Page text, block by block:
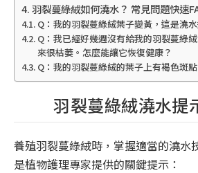
羽裂蔓綠絨如何澆水？ 常見問題快速
Q：我的羽裂蔓綠絨葉子變黃，這是澆
Q：我已經好幾週沒有給我的羽裂蔓綠
來很枯萎。怎麼能讓它恢復健康？
Q：我的羽裂蔓綠絨的葉子上有褐色斑
羽裂蔓綠絨澆水提
養殖羽裂蔓綠絨時，掌握適當的澆水
是植物護理專家提供的關鍵提示：